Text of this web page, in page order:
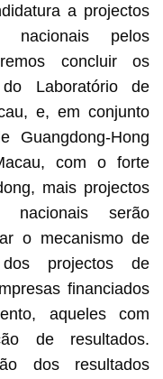
a projectos
nacionais pelos
concluir os
Laboratório de
e, em conjunto
Guangdong-Hong
com o forte
mais projectos
nacionais serão
o mecanismo de
projectos de
financiados
aqueles com
de resultados.
dos resultados